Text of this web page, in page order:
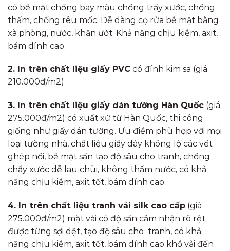
có bề mặt chống bay màu chống trầy xước, chống
thấm, chống rêu mốc. Dễ dàng cọ rửa bề mặt bằng
xà phòng, nước, khăn ướt. Khả năng chịu kiềm, axit,
bám dính cao.
2. In trên chất liệu giấy PVC có đính kim sa (giá
210.000đ/m2)
3. In trên chất liệu giấy dán tường Hàn Quốc (giá
275.000đ/m2) có xuất xứ từ Hàn Quốc, thi công
giống như giấy dán tường. Ưu điểm phù hợp với mọi
loại tường nhà, chất liệu giấy dày không lộ các vết
ghép nối, bề mặt sần tạo độ sâu cho tranh, chống
chầy xước dễ lau chùi, không thấm nước, có khả
năng chịu kiềm, axit tốt, bám dính cao.
4. In trên chất liệu tranh vải silk cao cấp (giá
275.000đ/m2) mặt vải có độ sần cảm nhận rõ rệt
được từng sợi dệt, tạo độ sâu cho tranh, có khả
năng chịu kiềm, axit tốt, bám dính cao khổ vải đến